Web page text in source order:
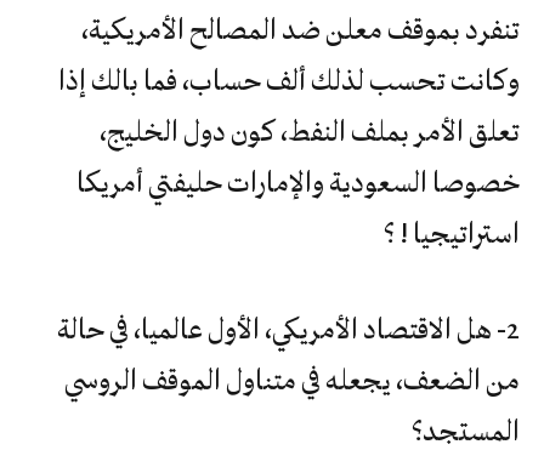
تنفرد بموقف معلن ضد المصالح الأمريكية،
وكانت تحسب لذلك ألف حساب، فما بالك إذا
تعلق الأمر بملف النفط، كون دول الخليج،
خصوصا السعودية والإمارات حليفتي أمريكا
استراتيجيا ! ؟
2- هل الاقتصاد الأمريكي، الأول عالميا، في حالة
من الضعف، يجعله في متناول الموقف الروسي
المستجد؟